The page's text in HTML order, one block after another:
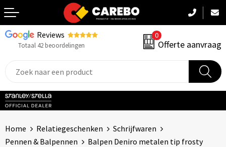
Reviews
Totaal 42 beoordelingen
0
Offerte aanvraag
Terug
Sportkleding
Home Relatiegeschenken
Schrijfwaren
Pennen & Balpennen
Balpen Deniro metalen tip frosty